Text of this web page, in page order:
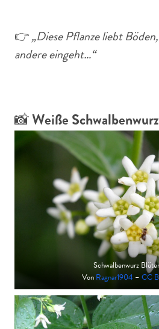
👉„Diese Pflanze liebt
andere eingeht…“
📸Weiße
Schwalbenwurz
Von Ragnar1904 – CC